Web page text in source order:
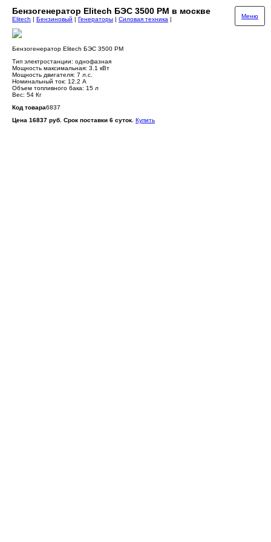
Бензогенератор Elitech БЭС 3500 РМ в москве
Меню
Elitech | Бензиновый | Генераторы | Силовая техника |
Бензогенератор Elitech БЭС 3500 РМ
Тип электростанции: однофазная
Мощность максимальная: 3.1 кВт
Мощность двигателя: 7 л.с.
Номинальный ток: 12.2 A
Объем топливного бака: 15 л
Вес: 54 Кг
Код товара6837
Цена 16837 руб. Срок поставки 6 суток. Купить